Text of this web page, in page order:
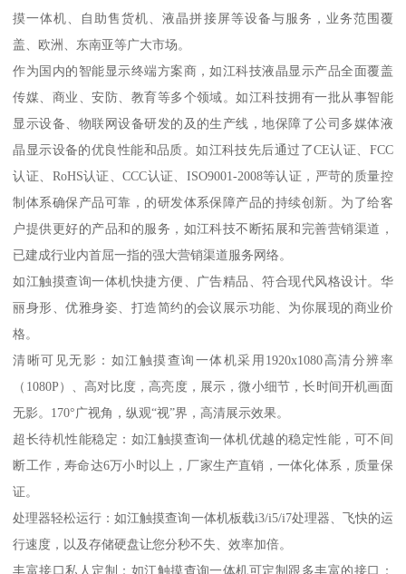
摸一体机、自助售货机、液晶拼接屏等设备与服务，业务范围覆
盖、欧洲、东南亚等广大市场。
作为国内的智能显示终端方案商，如江科技液晶显示产品全面覆盖
传媒、商业、安防、教育等多个领域。如江科技拥有一批从事智能
显示设备、物联网设备研发的及的生产线，地保障了公司多媒体液
晶显示设备的优良性能和品质。如江科技先后通过了CE认证、FCC
认证、RoHS认证、CCC认证、ISO9001-2008等认证，严苛的质量控
制体系确保产品可靠，的研发体系保障产品的持续创新。为了给客
户提供更好的产品和的服务，如江科技不断拓展和完善营销渠道，
已建成行业内首屈一指的强大营销渠道服务网络。
如江触摸查询一体机快捷方便、广告精品、符合现代风格设计。华
丽身形、优雅身姿、打造简约的会议展示功能、为你展现的商业价
格。
清晰可见无影：如江触摸查询一体机采用1920x1080高清分辨率
（1080P）、高对比度，高亮度，展示，微小细节，长时间开机画面
无影。170°广视角，纵观“视”界，高清展示效果。
超长待机性能稳定：如江触摸查询一体机优越的稳定性能，可不间
断工作，寿命达6万小时以上，厂家生产直销，一体化体系，质量保
证。
处理器轻松运行：如江触摸查询一体机板载i3/i5/i7处理器、飞快的运
行速度，以及存储硬盘让您分秒不失、效率加倍。
丰富接口私人定制：如江触摸查询一体机可定制跟多丰富的接口：